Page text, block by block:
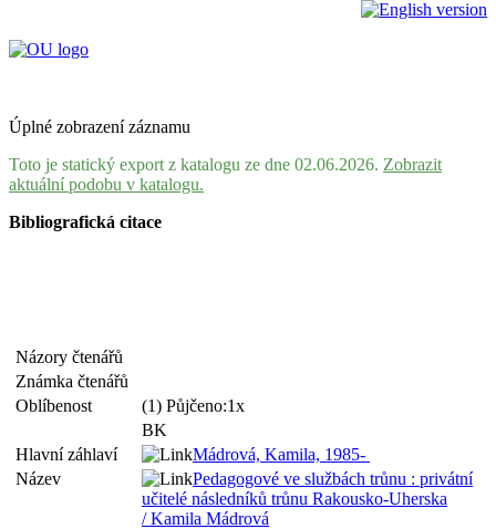
Úplné zobrazení záznamu
Toto je statický export z katalogu ze dne 02.06.2026. Zobrazit
aktuální podobu v katalogu.
Bibliografická citace
Názory čtenářů
Známka čtenářů
Oblíbenost
(1) Půjčeno:1x
BK
Hlavní záhlaví
Mádrová, Kamila, 1985-
Název
Pedagogové ve službách trůnu : privátní
učitelé následníků trůnu Rakousko-Uherska
/ Kamila Mádrová